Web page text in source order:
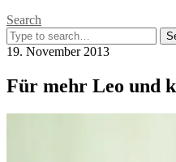
Search
Search
for:
19. November 2013
Für mehr Leo und